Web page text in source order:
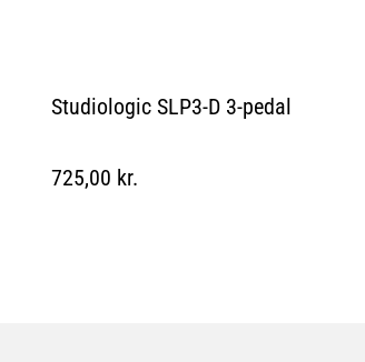
Studiologic SLP3-D 3-pedal
725,00 kr.